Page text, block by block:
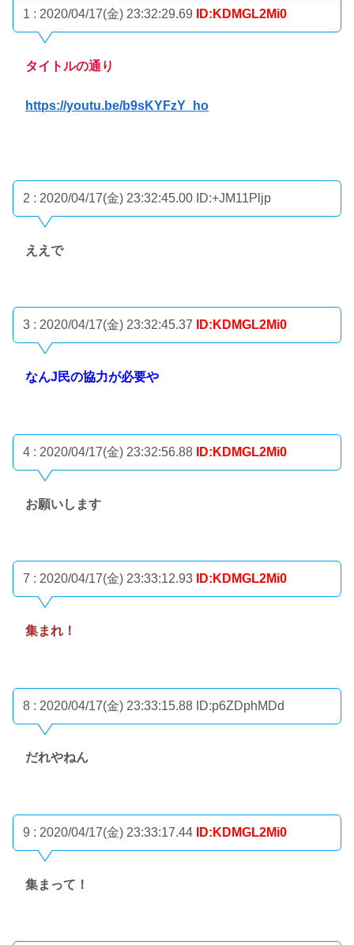
1 : 2020/04/17(金) 23:32:29.69 ID:KDMGL2Mi0
タイトルの通り
https://youtu.be/b9sKYFzY_ho
2 : 2020/04/17(金) 23:32:45.00 ID:+JM11Pljp
ええで
3 : 2020/04/17(金) 23:32:45.37 ID:KDMGL2Mi0
なんJ民の協力が必要や
4 : 2020/04/17(金) 23:32:56.88 ID:KDMGL2Mi0
お願いします
7 : 2020/04/17(金) 23:33:12.93 ID:KDMGL2Mi0
集まれ！
8 : 2020/04/17(金) 23:33:15.88 ID:p6ZDphMDd
だれやねん
9 : 2020/04/17(金) 23:33:17.44 ID:KDMGL2Mi0
集まって！